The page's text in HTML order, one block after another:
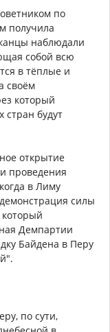
по
получила
наблюдали
собой всю
в тёплые и
своём
который
будут
открытие
проведения
в Лиму
силы
Демпартии
Байдена в Перу
по сути,